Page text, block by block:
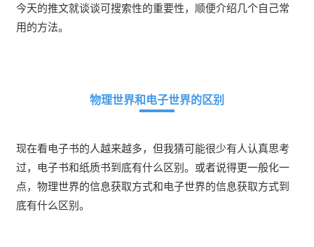
今天的推文就谈谈可搜索性的重要性，顺便介绍几个自己常
用的方法。
物理世界和电子世界的区别
现在看电子书的人越来越多，但我猜可能很少有人认真思考
过，电子书和纸质书到底有什么区别。或者说得更一般化一
点，物理世界的信息获取方式和电子世界的信息获取方式到
底有什么区别。